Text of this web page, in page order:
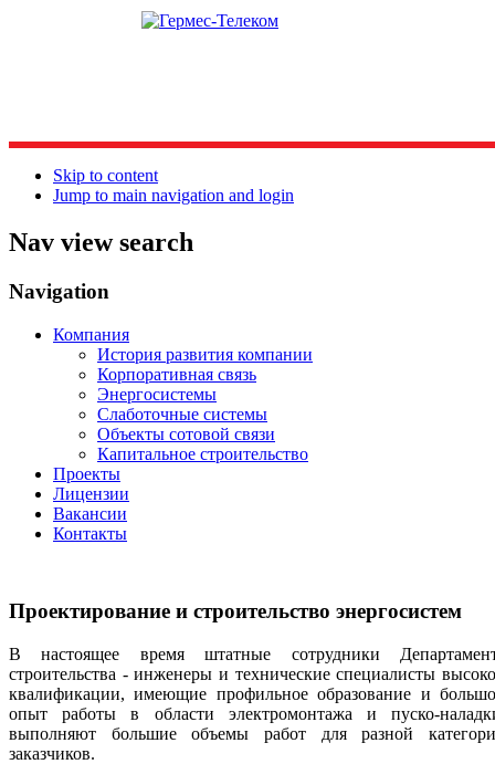
Skip to content
Jump to main navigation and login
Nav view search
Navigation
Компания
История развития компании
Корпоративная связь
Энергосистемы
Слаботочные системы
Объекты сотовой связи
Капитальное строительство
Проекты
Лицензии
Вакансии
Контакты
Проектирование и строительство энергосистем
В настоящее время штатные сотрудники
строительства - инженеры и технические специалисты
квалификации, имеющие профильное образование и
опыт работы в области электромонтажа и пуско-
выполняют большие объемы работ для разной
заказчиков.